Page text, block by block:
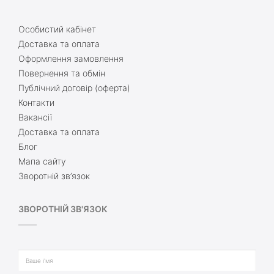
Особистий кабінет
Доставка та оплата
Оформлення замовлення
Повернення та обмін
Публічний договір (оферта)
Контакти
Вакансії
Доставка та оплата
Блог
Мапа сайту
Зворотній зв’язок
ЗВОРОТНІЙ ЗВ'ЯЗОК